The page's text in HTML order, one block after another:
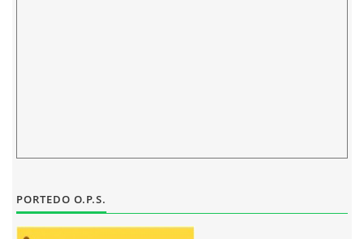
ZUŠ STAŇKOV
34561
PORTEDO O.P.S.